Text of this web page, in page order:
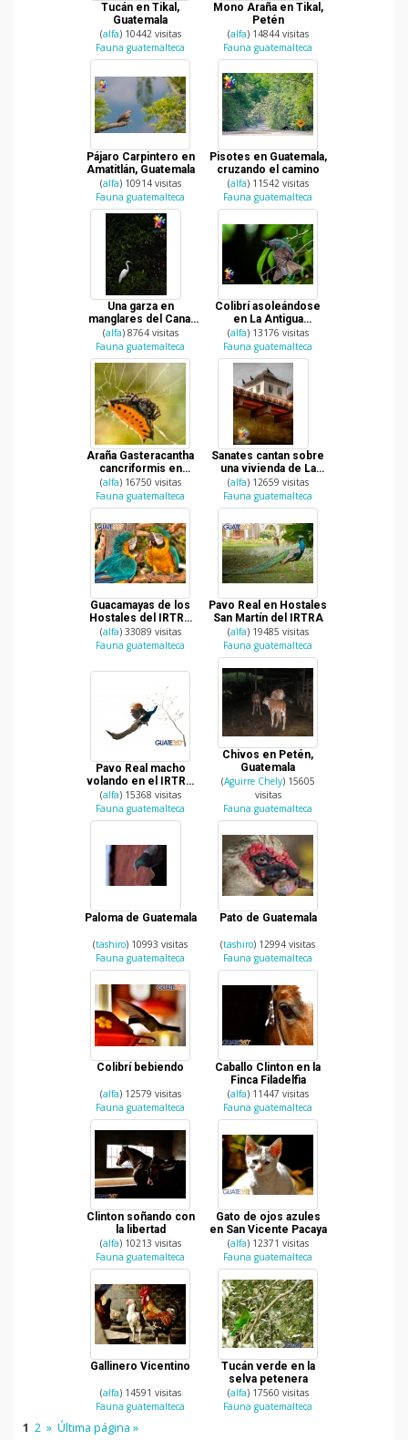
Tucán en Tikal,
Guatemala
(alfa) 10442 visitas
Fauna guatemalteca
Mono Araña en Tikal,
Petén
(alfa) 14844 visitas
Fauna guatemalteca
Pájaro Carpintero en
Amatitlán, Guatemala
(alfa) 10914 visitas
Fauna guatemalteca
Pisotes en Guatemala,
cruzando el camino
(alfa) 11542 visitas
Fauna guatemalteca
Una garza en
manglares del Canal
de Chiquimulilla en
Santa Rosa
(alfa) 8764 visitas
Fauna guatemalteca
Colibrí asoleándose
en La Antigua
Guatemala
(alfa) 13176 visitas
Fauna guatemalteca
Araña Gasteracantha
cancriformis en
Guatemala
(alfa) 16750 visitas
Fauna guatemalteca
Sanates cantan sobre
una vivienda de La
Antigua Guatemala
(alfa) 12659 visitas
Fauna guatemalteca
Guacamayas de los
Hostales del IRTRA
en Retalhuleu
(alfa) 33089 visitas
Fauna guatemalteca
Pavo Real en Hostales
San Martín del IRTRA
(alfa) 19485 visitas
Fauna guatemalteca
Pavo Real macho
volando en el IRTRA
de Retalhuleu
(alfa) 15368 visitas
Fauna guatemalteca
Chivos en Petén,
Guatemala
(Aguirre Chely) 15605
visitas
Fauna guatemalteca
Paloma de Guatemala
(tashiro) 10993 visitas
Fauna guatemalteca
Pato de Guatemala
(tashiro) 12994 visitas
Fauna guatemalteca
Colibrí bebiendo
(alfa) 12579 visitas
Fauna guatemalteca
Caballo Clinton en la
Finca Filadelfia
(alfa) 11447 visitas
Fauna guatemalteca
Clinton soñando con
la libertad
(alfa) 10213 visitas
Fauna guatemalteca
Gato de ojos azules
en San Vicente Pacaya
(alfa) 12371 visitas
Fauna guatemalteca
Gallinero Vicentino
(alfa) 14591 visitas
Fauna guatemalteca
Tucán verde en la
selva petenera
(alfa) 17560 visitas
Fauna guatemalteca
1 2 » Última página »